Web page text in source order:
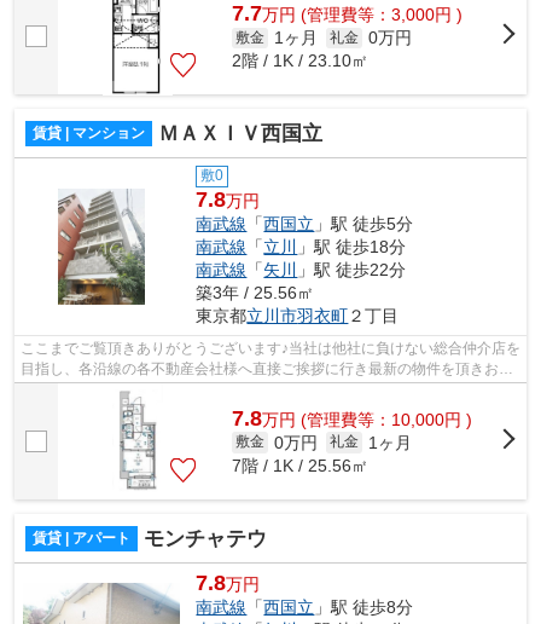
7.7万円 (管理費等：3,000円 )
敷金 1ヶ月 礼金 0万円
2階 / 1K / 23.10㎡
賃貸 | マンション ＭＡＸＩＶ西国立
敷0
7.8万円
南武線 「西国立 」駅 徒歩5分
南武線 「立川
」駅 徒歩18分
南武線 「矢川
」駅 徒歩22分
築3年 / 25.56㎡
東京都立川市羽衣町２丁目
ここまでご覧頂きありがとうございます♪当社は他社に負けない総合仲介店を
目指し、各沿線の各不動産会社様へ直接ご挨拶に行き最新の物件を頂きお客
様へ提供しております！最新の情報は...
7.8万円 (管理費等：10,000円 )
敷金 0万円 礼金
1ヶ月
7階 / 1K / 25.56㎡
賃貸 | アパート モンチャテウ
7.8万円
南武線 「西国立 」駅 徒歩8分